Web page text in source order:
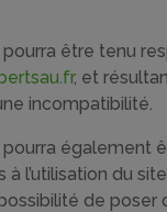
être tenu
, et
incompatibilité.
pourra également
à l’utilisation du
de poser